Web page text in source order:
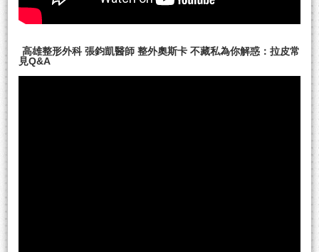
高雄整形外科 張鈞凱醫師 整外奧斯卡 不藏私為你解惑：拉皮常
見Q&A